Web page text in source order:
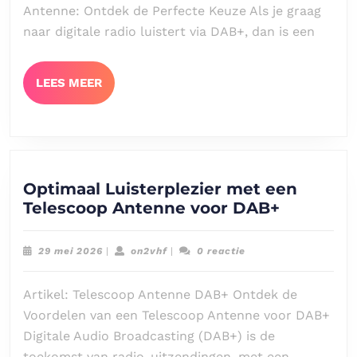
Optimaal
Luisterplezier
Antenne: Ontdek de Perfecte Keuze Als je graag
naar digitale radio luistert via DAB+, dan is een
LEES MEERLEES
MEER
Optimaal Luisterplezier met een
Telescoop Antenne voor DAB+
Antenne
voor
29 mei 2026 29
| on2vhfon2vhf
| 0 reactie
Artikel: Telescoop Antenne DAB+ Ontdek de
Voordelen van een Telescoop Antenne voor DAB+
Digitale Audio Broadcasting (DAB+) is de